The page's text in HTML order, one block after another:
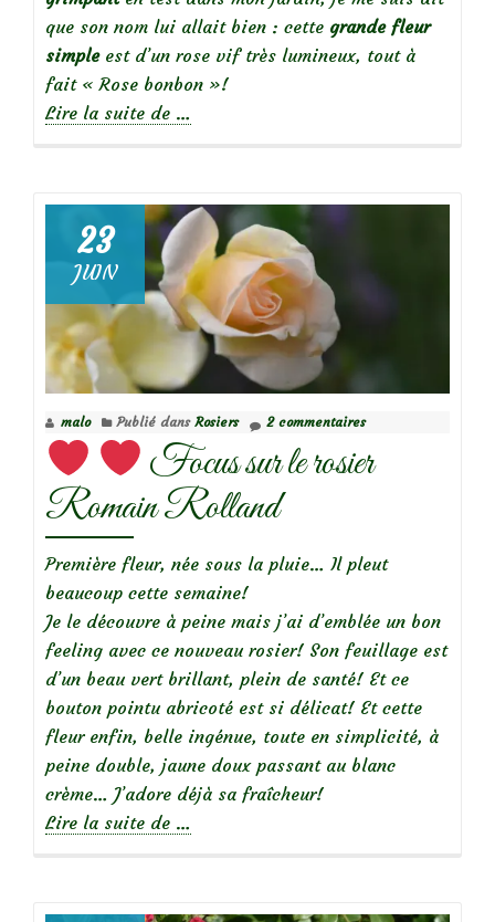
que son nom lui allait bien : cette grande fleur
simpleest d’un rose vif très lumineux, tout à
fait « Rose bonbon »!
Lire la suite de à
le
rosier
grimpant
Rose
Bonbon
…
23
JUIN
malo Publié dans Rosiers 2 commentaires
Focus sur le rosier
Romain Rolland
Première fleur, née sous la pluie… Il pleut
beaucoup cette semaine!
Je le découvre à peine mais j’ai d’emblée un bon
feeling avec ce nouveau rosier! Son feuillage est
d’un beau vert brillant, plein de santé! Et ce
bouton pointu abricoté est si délicat! Et cette
fleur enfin, belle ingénue, toute en simplicité, à
peine double, jaune doux passant au blanc
crème… J’adore déjà sa fraîcheur!
Lire la suite de à
…